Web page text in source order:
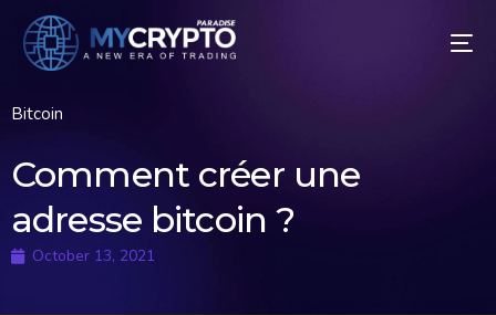
Bitcoin
Comment créer une
adresse bitcoin ?
October 13, 2021